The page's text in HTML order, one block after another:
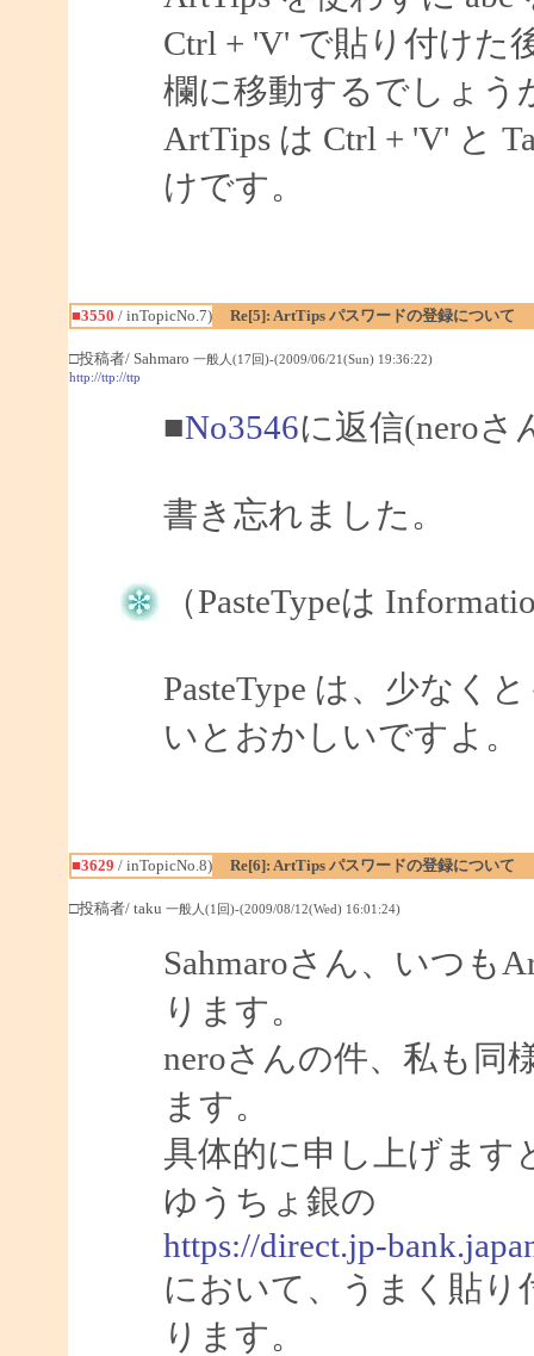
Ctrl + 'V' で貼り付けた
欄に移動するでしょう
ArtTips は Ctrl + 'V' と
けです。
■3550 / inTopicNo.7) Re[5]: ArtTips パスワードの登録について
□投稿者/ Sahmaro 一般人(17回)-(2009/06/21(Sun) 19:36:22)
http://ttp://ttp
■No3546に返信(neroさ
書き忘れました。
（PasteTypeは
PasteType は、少なく
いとおかしいですよ。
■3629 / inTopicNo.8) Re[6]: ArtTips パスワードの登録について
□投稿者/ taku 一般人(1回)-(2009/08/12(Wed) 16:01:24)
Sahmaroさん、いつも
ります。
neroさんの件、私も同
ます。
具体的に申し上げます
ゆうちょ銀の
https://direct.jp-
において、うまく貼
ります。